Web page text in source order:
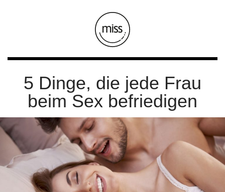
5 Dinge, die jede Frau
beim Sex befriedigen